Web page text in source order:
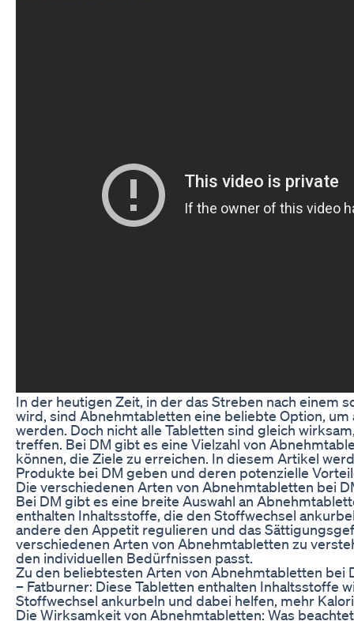
In der heutigen Zeit, in der das Streben nach einem
wird, sind Abnehmtabletten eine beliebte Option,
werden. Doch nicht alle Tabletten sind gleich
treffen. Bei DM gibt es eine Vielzahl von
können, die Ziele zu erreichen. In diesem Artikel
Produkte bei DM geben und deren potenzielle
Die verschiedenen Arten von Abnehmtabletten bei
Bei DM gibt es eine breite Auswahl an
enthalten Inhaltsstoffe, die den Stoffwechsel
andere den Appetit regulieren und das
verschiedenen Arten von Abnehmtabletten zu
den individuellen Bedürfnissen passt.
Zu den beliebtesten Arten von Abnehmtabletten bei
– Fatburner: Diese Tabletten enthalten Inhaltsstoffe
Stoffwechsel ankurbeln und dabei helfen, mehr
Die Wirksamkeit von Abnehmtabletten: Was